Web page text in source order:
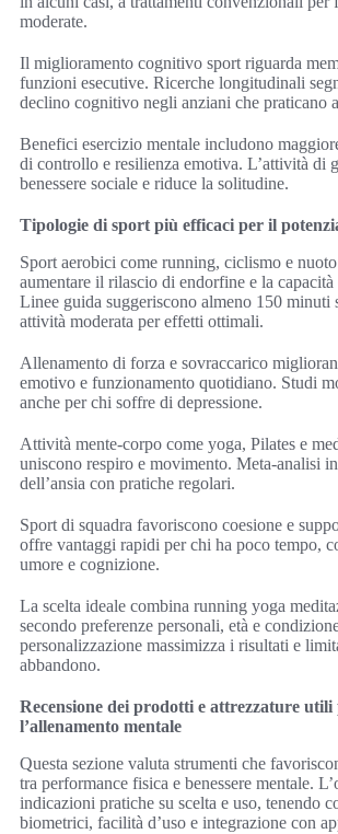
moderate.
Il miglioramento cognitivo sport riguarda
funzioni esecutive. Ricerche longitudinali
declino cognitivo negli anziani che praticano
Benefici esercizio mentale includono
di controllo e resilienza emotiva. L’attività di
benessere sociale e riduce la solitudine.
Tipologie di sport più efficaci per il
Sport aerobici come running, ciclismo e
aumentare il rilascio di endorfine e la capacità
Linee guida suggeriscono almeno 150 minuti
attività moderata per effetti ottimali.
Allenamento di forza e sovraccarico
emotivo e funzionamento quotidiano. Studi
anche per chi soffre di depressione.
Attività mente-corpo come yoga, Pilates e
uniscono respiro e movimento. Meta-analisi
dell’ansia con pratiche regolari.
Sport di squadra favoriscono coesione e
offre vantaggi rapidi per chi ha poco tempo,
umore e cognizione.
La scelta ideale combina running yoga
secondo preferenze personali, età e
personalizzazione massimizza i risultati e
abbandono.
Recensione dei prodotti e attrezzature
l’allenamento mentale
Questa sezione valuta strumenti che
tra performance fisica e benessere mentale.
indicazioni pratiche su scelta e uso, tenendo
biometrici, facilità d’uso e integrazione con